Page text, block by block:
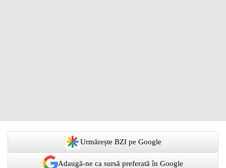
Urmărește BZI pe Google
Adaugă-ne ca sursă preferată în Google